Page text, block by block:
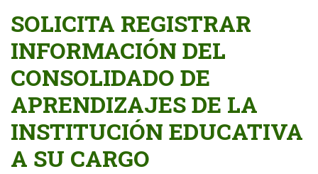
SOLICITA REGISTRAR
INFORMACIÓN DEL
CONSOLIDADO DE
APRENDIZAJES DE LA
INSTITUCIÓN EDUCATIVA
A SU CARGO